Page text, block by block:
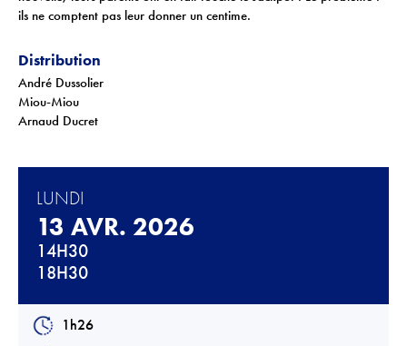
Téléchargements
ils ne comptent pas leur donner un centime.
Distribution
André Dussolier
Miou-Miou
Arnaud Ducret
LUNDI
13 AVR. 2026
14H30
18H30
1h26